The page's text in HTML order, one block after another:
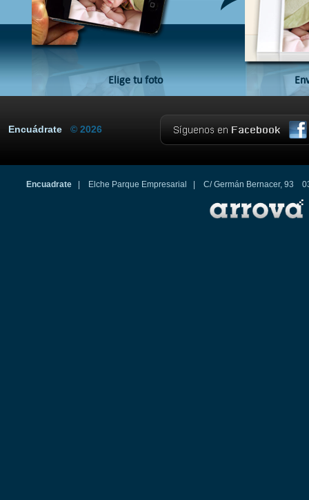
Elige tu foto
Encuádrate © 2026
Encuadrate| Elche Parque Empresarial | C/ Germán Bernacer, 93